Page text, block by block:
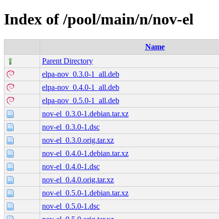
Index of /pool/main/n/nov-el
Name
Parent Directory
elpa-nov_0.3.0-1_all.deb
elpa-nov_0.4.0-1_all.deb
elpa-nov_0.5.0-1_all.deb
nov-el_0.3.0-1.debian.tar.xz
nov-el_0.3.0-1.dsc
nov-el_0.3.0.orig.tar.xz
nov-el_0.4.0-1.debian.tar.xz
nov-el_0.4.0-1.dsc
nov-el_0.4.0.orig.tar.xz
nov-el_0.5.0-1.debian.tar.xz
nov-el_0.5.0-1.dsc